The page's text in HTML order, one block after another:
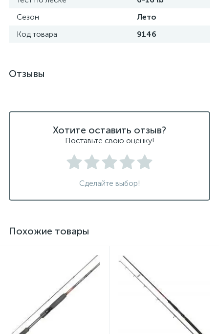
Сезон
Лето
Код товара
9146
Отзывы
Хотите оставить отзыв?
Поставьте свою оценку!
Сделайте выбор!
Похожие товары